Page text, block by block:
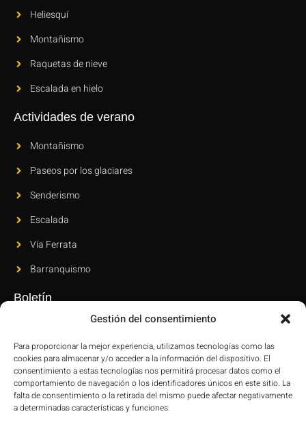
Gestión del consentimiento
Para proporcionar la mejor experiencia, utilizamos tecnologías como las
cookies para almacenar y/o acceder a la información del dispositivo. El
consentimiento a estas tecnologías nos permitirá procesar datos como el
comportamiento de navegación o los identificadores únicos en este sitio. La
falta de consentimiento o la retirada del mismo puede afectar negativamente
a determinadas características y funciones.
Heliesquí
Montañismo
Raquetas de nieve
Escalada en hielo
Actividades de verano
Montañismo
Paseos por los glaciares
Senderismo
Escalada
Vía Ferrata
Barranquismo
Boletín
Suscríbase a nuestro boletín para conocer nuestras novedades y
últimas innovaciones.